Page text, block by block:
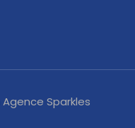
Agence Sparkles